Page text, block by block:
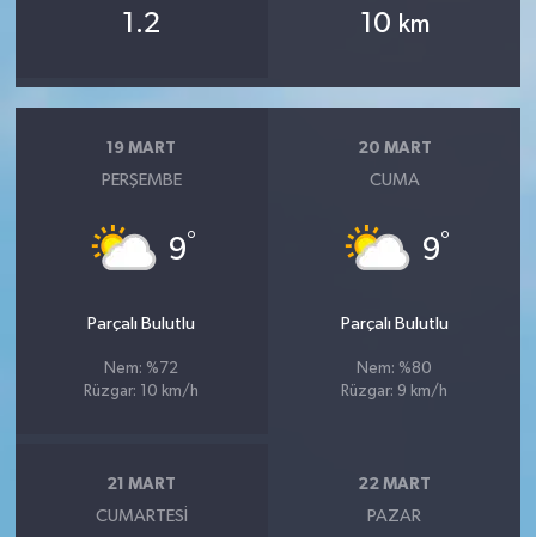
1.2 10 km
19 MART
PERŞEMBE
9°
Parçalı Bulutlu
Nem: %72
Rüzgar: 10 km/h
20 MART
CUMA
9°
Parçalı Bulutlu
Nem: %80
Rüzgar: 9 km/h
21 MART
CUMARTESI
22 MART
PAZAR